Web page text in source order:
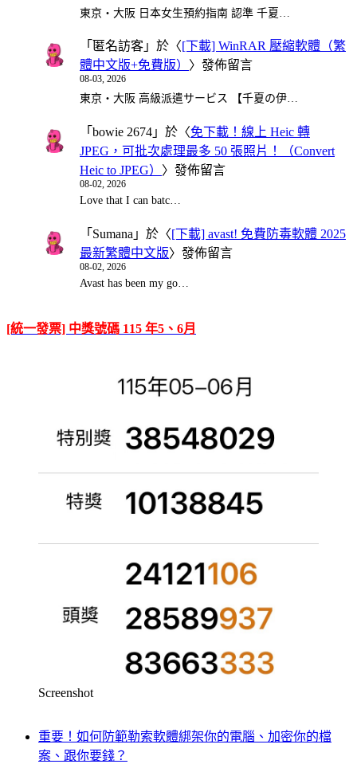
東京・大阪 日本女生預約指南 認準 千夏…
「 匿名訪客 」於〈[下載] WinRAR 壓縮軟體（繁
體中文版+免費版） 〉發佈留言
08-03, 2026
東京・大阪 高級派遣サービス 【千夏の伊…
「 bowie 2674 」於〈免下載！線上 Heic 轉
JPEG，可批次處理最多 50 張照片！（Convert
Heic to JPEG） 〉發佈留言
08-02, 2026
Love that I can batc…
「 Sumana 」於〈[下載] avast! 免費防毒軟體 2025
最新繁體中文版〉發佈留言
08-02, 2026
Avast has been my go…
[統一發票] 中獎號碼 115 年5、6月
Screenshot
重要！如何防範勒索軟體綁架你的電腦、加密你的檔
案、跟你要錢？